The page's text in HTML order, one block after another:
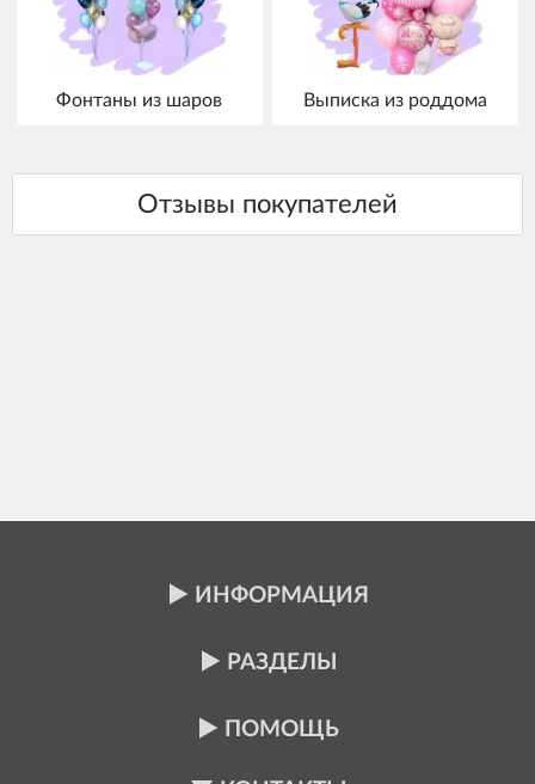
Фонтаны из шаров Выписка из роддома
ИНФОРМАЦИЯ
РАЗДЕЛЫ
ПОМОЩЬ